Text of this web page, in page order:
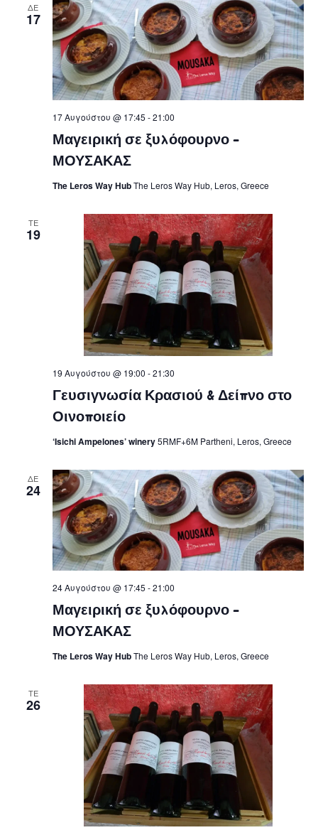
ΔΕ
17
Μαγειρική σε ξυλόφουρνο –
ΜΟΥΣΑΚΑΣ
17 Αυγούστου @ 17:45 -21:00
The Leros Way HubThe Leros Way Hub, Leros, Greece
ΤΕ
19
Γευσιγνωσία Κρασιού & Δείπνο στο
Οινοποιείο
19 Αυγούστου @ 19:00 -21:30
‘Isichi Ampelones’ winery5RMF+6M Partheni, Leros, Greece
ΔΕ
24
Μαγειρική σε ξυλόφουρνο –
ΜΟΥΣΑΚΑΣ
24 Αυγούστου @ 17:45 -21:00
The Leros Way HubThe Leros Way Hub, Leros, Greece
ΤΕ
26